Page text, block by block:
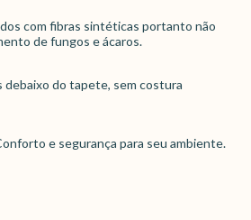
com fibras sintéticas portanto não
de fungos e ácaros.
debaixo do tapete, sem costura
e segurança para seu ambiente.